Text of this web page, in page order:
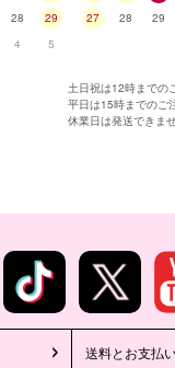
28
29
4 5
27
28 29
土日祝は12時までの
平日は15時までのご
休業日は発送できま
送料とお支払